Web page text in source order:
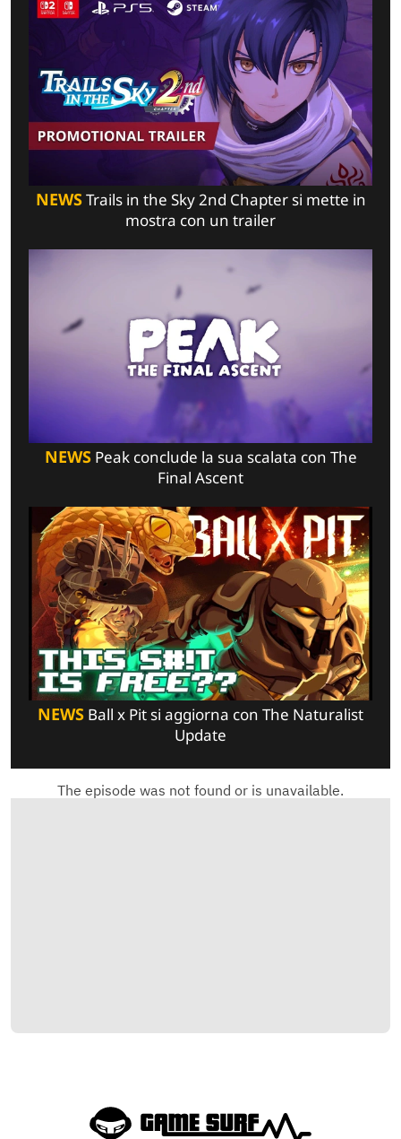
NEWSTrails in the Sky 2nd Chapter si mette in
mostra con un trailer
NEWSPeak conclude la sua scalata con The
Final Ascent
NEWS Ball x Pit si aggiorna con The Naturalist
Update